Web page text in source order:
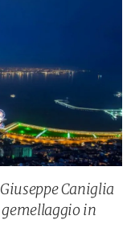
Caniglia
gemellaggio in